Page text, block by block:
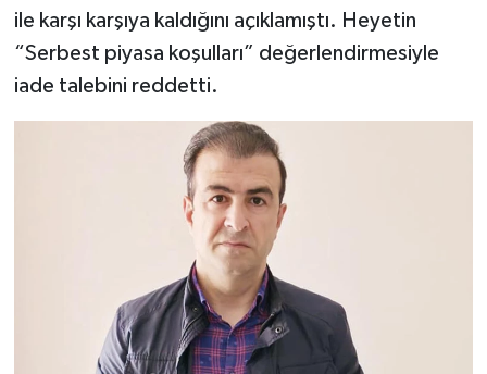
ile karşı karşıya kaldığını açıklamıştı. Heyetin
“Serbest piyasa koşulları” değerlendirmesiyle
iade talebini reddetti.